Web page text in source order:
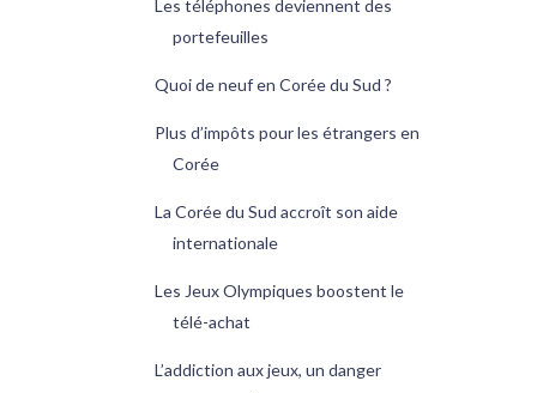
Les téléphones deviennent des
portefeuilles
Quoi de neuf en Corée du Sud ?
Plus d’impôts pour les étrangers en
Corée
La Corée du Sud accroît son aide
internationale
Les Jeux Olympiques boostent le
télé-achat
L’addiction aux jeux, un danger